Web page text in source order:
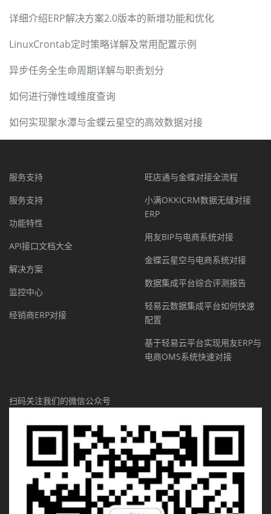
详细介绍ERP解决方案2.0版本的新增功能和优化
LinuxCrontab定时策略详解及常用配置示例
异步任务全生命周期详解与职责划分
如何进行弹性域维度查询
如何实现聚水潭与金蝶云星空的高效数据对接
服务支持
服务支持
功能特性
API接口文档大全
解决方案
监控中心
经销商ERP对接
旺店通与金蝶对接全流程
小满OKKICRM数据无缝对接
ERP
用友BIP与电商系统对接
金蝶云星空与电商系统对接
数据集成平台综合评测报告
轻易云数据集成平台如何快速
配置
基于轻易云平台实现用友ERP与
电商OMS系统快速对接
扫码关注我们的微信公众号